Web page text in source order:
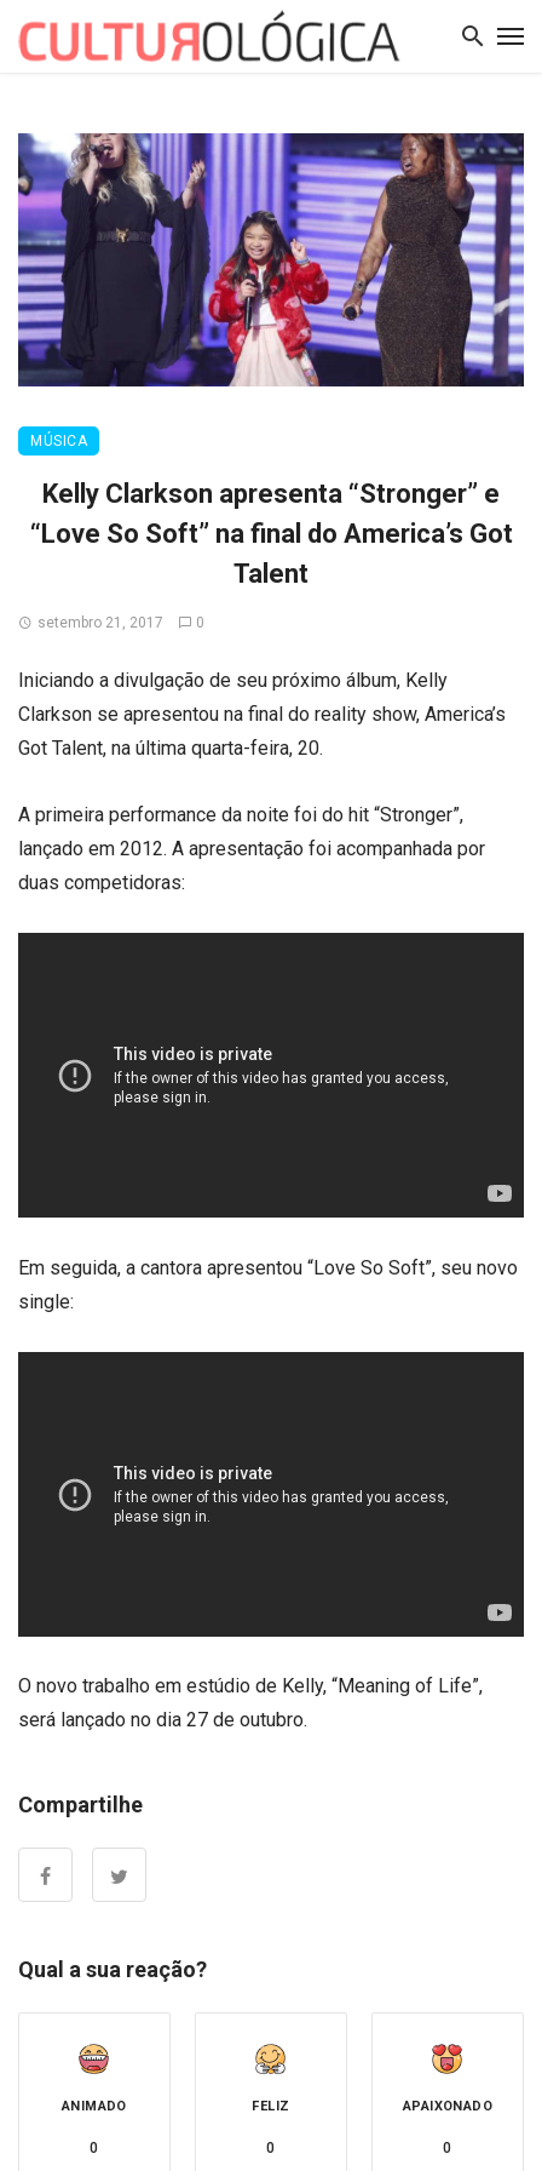
MÚSICA
Kelly Clarkson apresenta “Stronger” e
“Love So Soft” na final do America’s Got
Talent
setembro 21, 2017 0
Iniciando a divulgação de seu próximo álbum, Kelly
Clarkson se apresentou na final do reality show, America’s
Got Talent, na última quarta-feira, 20.
A primeira performance da noite foi do hit “Stronger”,
lançado em 2012. A apresentação foi acompanhada por
duas competidoras:
Em seguida, a cantora apresentou “Love So Soft”, seu novo
single:
O novo trabalho em estúdio de Kelly, “Meaning of Life”,
será lançado no dia 27 de outubro.
Compartilhe
Qual a sua reação?
ANIMADO
0
FELIZ
0
APAIXONADO
0